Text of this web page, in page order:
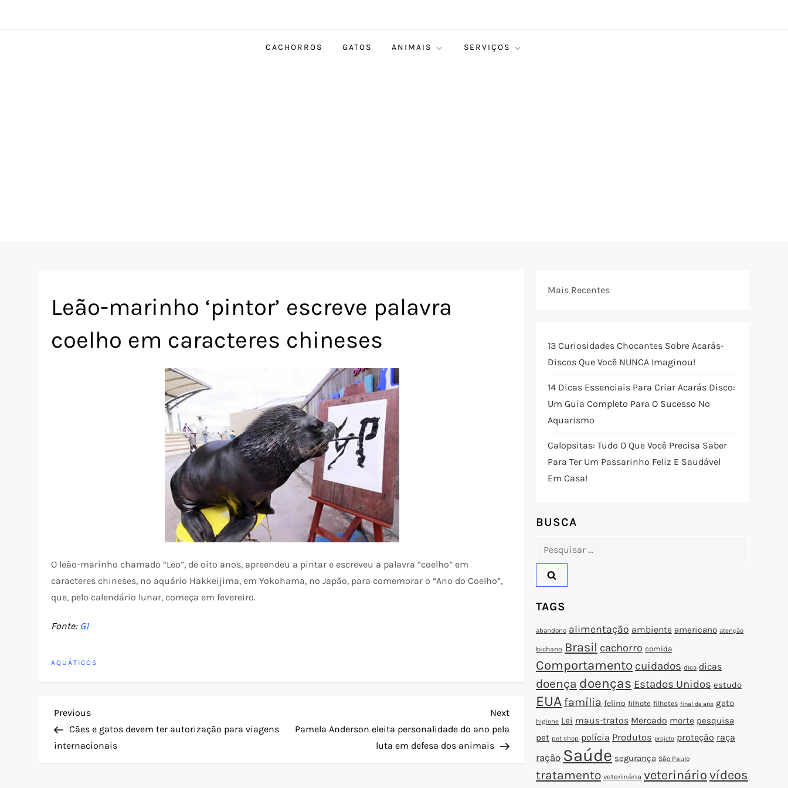
CACHORROS GATOS ANIMAIS SERVIÇOS
Leão-marinho ‘pintor’ escreve palavra
coelho em caracteres chineses
O leão-marinho chamado “Leo”, de oito anos, apreendeu a pintar e escreveu a palavra “coelho” em
caracteres chineses, no aquário Hakkeijima, em Yokohama, no Japão, para comemorar o “Ano do Coelho”,
que, pelo calendário lunar, começa em fevereiro.
Fonte: G1
AQUÁTICOS
N
a
Previous
Post
Previous
Cães e gatos devem ter autorização para viagens
internacionais
Next
Post
Next
Pamela Anderson eleita personalidade do ano pela
luta em defesa dos animais
Mais Recentes
13 Curiosidades Chocantes Sobre Acarás-
Discos Que Você NUNCA Imaginou!
14 Dicas Essenciais Para Criar Acarás Disco:
Um Guia Completo Para O Sucesso No
Aquarismo
Calopsitas: Tudo O Que Você Precisa Saber
Para Ter Um Passarinho Feliz E Saudável
Em Casa!
BUSCA
Pesquisar
TAGS
abandono alimentação ambiente americano atenção
bichano Brasil cachorro comida
Comportamento cuidados dica dicas
doença doenças Estados Unidos estudo
EUA família felino filhote filhotes final de ano gato
higiene Lei maus-tratos Mercado morte pesquisa
pet pet shop polícia Produtos projeto proteção raça
ração Saúde segurança São Paulo
tratamento veterinária veterináriovídeos